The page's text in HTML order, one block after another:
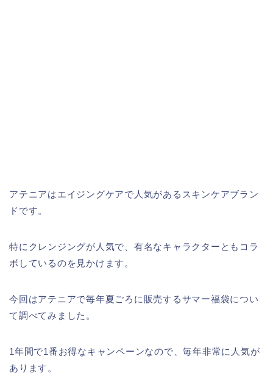
アテニアはエイジングケアで人気があるスキンケアブラン
ドです。
特にクレンジングが人気で、有名なキャラクターともコラ
ボしているのを見かけます。
今回はアテニアで毎年夏ごろに販売するサマー福袋につい
て調べてみました。
1年間で1番お得なキャンペーンなので、毎年非常に人気が
あります。